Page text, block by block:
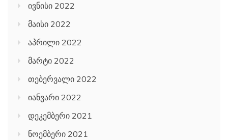
ივნისი 2022
მაისი 2022
აპრილი 2022
მარტი 2022
თებერვალი 2022
იანვარი 2022
დეკემბერი 2021
ნოემბერი 2021